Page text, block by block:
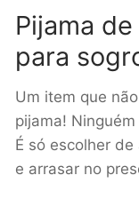
Pijama
para
Um item que
pijama!
É só escolher
e arrasar no